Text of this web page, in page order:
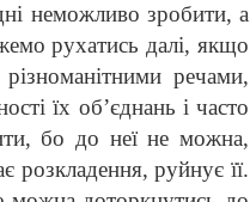
неможливо зробити, а
рухатись далі, якщо
речами,
їх об’єднань і часто
бо до неї не можна,
розкладення, руйнує її.